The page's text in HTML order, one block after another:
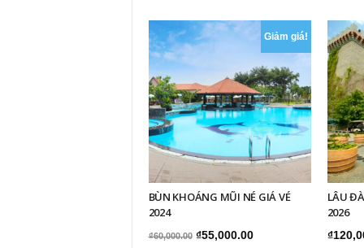
Giảm giá!
BÙN KHOÁNG MŨI NÉ GIÁ VÉ
2024
₫60,000.00 Giá
₫55,000.00Giá
LÂU
2026
₫